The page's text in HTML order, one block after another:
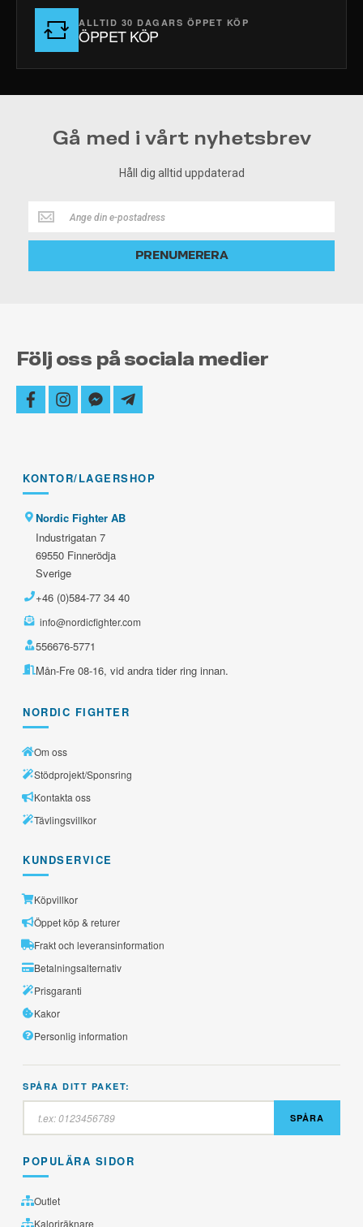
ALLTID 30 DAGARS ÖPPET KÖP
ÖPPET KÖP
Gå med i vårt nyhetsbrev
Håll dig alltid uppdaterad
Håll
dig
alltid
PRENUMERERA
Följ oss på sociala medier
facebookinstagram
facebook-
messenger
telegram-
plane
KONTOR/LAGERSHOP
Nordic Fighter AB
Industrigatan 7
69550 Finnerödja
Sverige
+46 (0)584-77 34 40
info@nordicfighter.com
556676-5771
Mån-Fre 08-16, vid andra tider ring innan.
NORDIC FIGHTER
Om oss
Stödprojekt/Sponsring
Kontakta oss
Tävlingsvillkor
KUNDSERVICE
Köpvillkor
Öppet köp & returer
Frakt och leveransinformation
Betalningsalternativ
Prisgaranti
Kakor
Personlig information
SPÅRA DITT PAKET:
SPÅRA
POPULÄRA SIDOR
Outlet
Kaloriräknare